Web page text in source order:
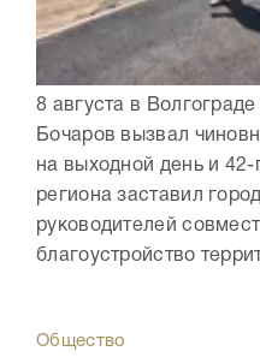
8 августа в
Бочаров вызвал
на выходной день и 42-
региона заставил
руководителей
благоустройство
Общество